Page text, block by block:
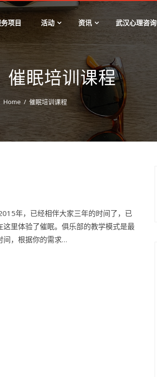
项目 活动 资讯 武汉心理咨询
催眠培训课程
Home 催眠培训课程
年，已经相伴大家三年的时间了，已
里体验了催眠。俱乐部的教学模式是最
间，根据你的需求…